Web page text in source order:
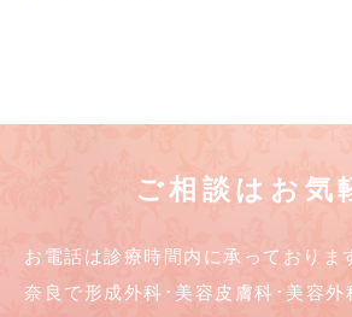
ご相談はお気
お電話は診療時間内に承っておりま
奈良で形成外科･美容皮膚科･美容外